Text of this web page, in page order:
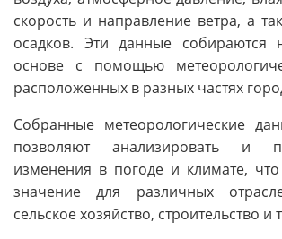
скорость и направление ветра, а
осадков. Эти данные собираются
основе с помощью
расположенных в разных частях
Собранные метеорологические
позволяют анализировать и
изменения в погоде и климате,
значение для различных
сельское хозяйство, строительство и